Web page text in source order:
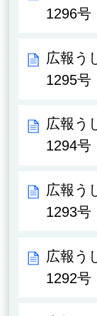
1296号
広報う
1295号
広報う
1294号
広報う
1293号
広報う
1292号